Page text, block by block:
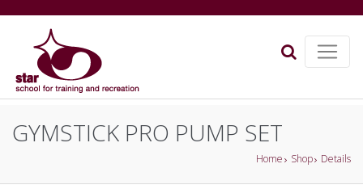
GYMSTICK PRO PUMP SET
Home Shop Details